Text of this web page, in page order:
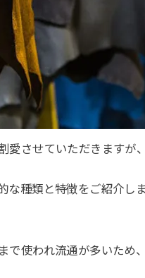
愛させていただきますが
な種類と特徴をご紹介しま
で使われ流通が多いため